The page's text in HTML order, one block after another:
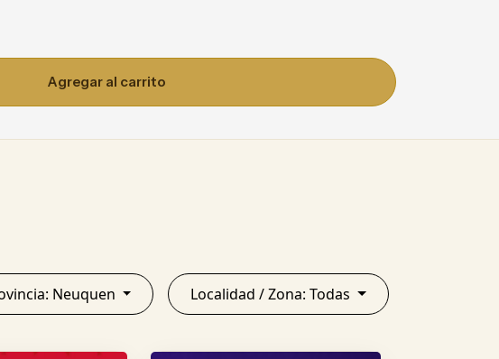
Agregar al carrito
Provincia: Neuquen Localidad / Zona: Todas